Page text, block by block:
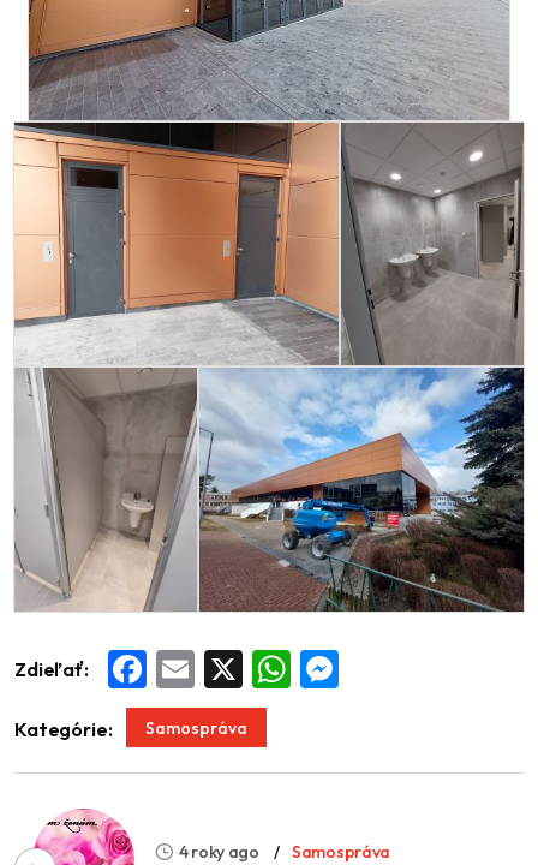
Zdieľať: Facebook
Email WhatsApp
Kategórie: Samospráva
4 roky ago Samospráva